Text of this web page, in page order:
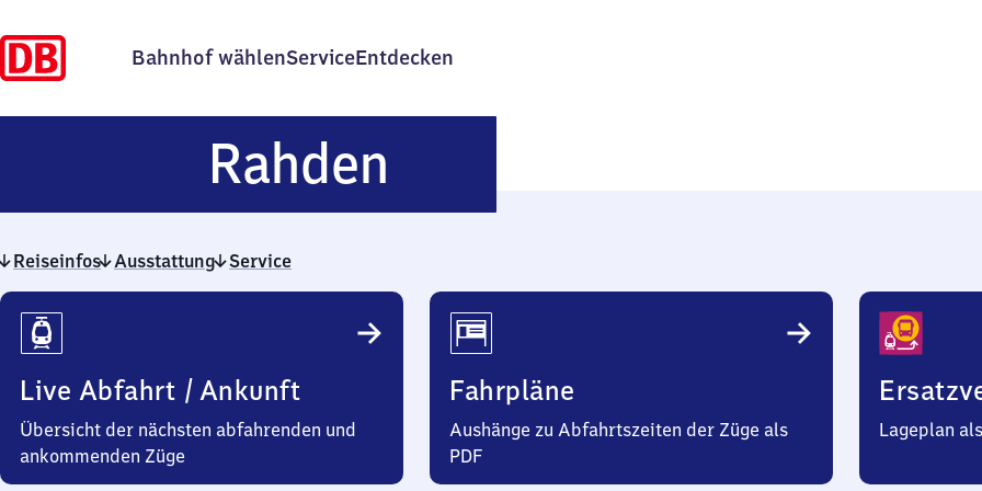
Bahnhof wählenServiceEntdecken
Rahden
Reiseinfos Ausstattung Service
Reiseinfos
Live Abfahrt / Ankunft
Übersicht der nächsten abfahrenden und
ankommenden Züge
Fahrpläne
Aushänge zu Abfahrtszeiten der Züge als
PDF
Lageplan